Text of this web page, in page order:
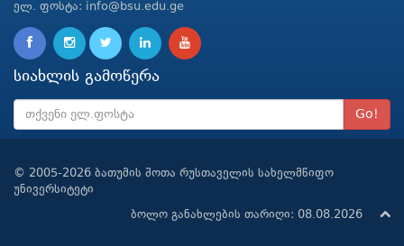
ელ. ფოსტა: info@bsu.edu.ge
სიახლის გამოწერა
Go!
© 2005-2026 ბათუმის შოთა რუსთაველის სახელმწიფო
უნივერსიტეტი
ბოლო განახლების თარიღი: 08.08.2026